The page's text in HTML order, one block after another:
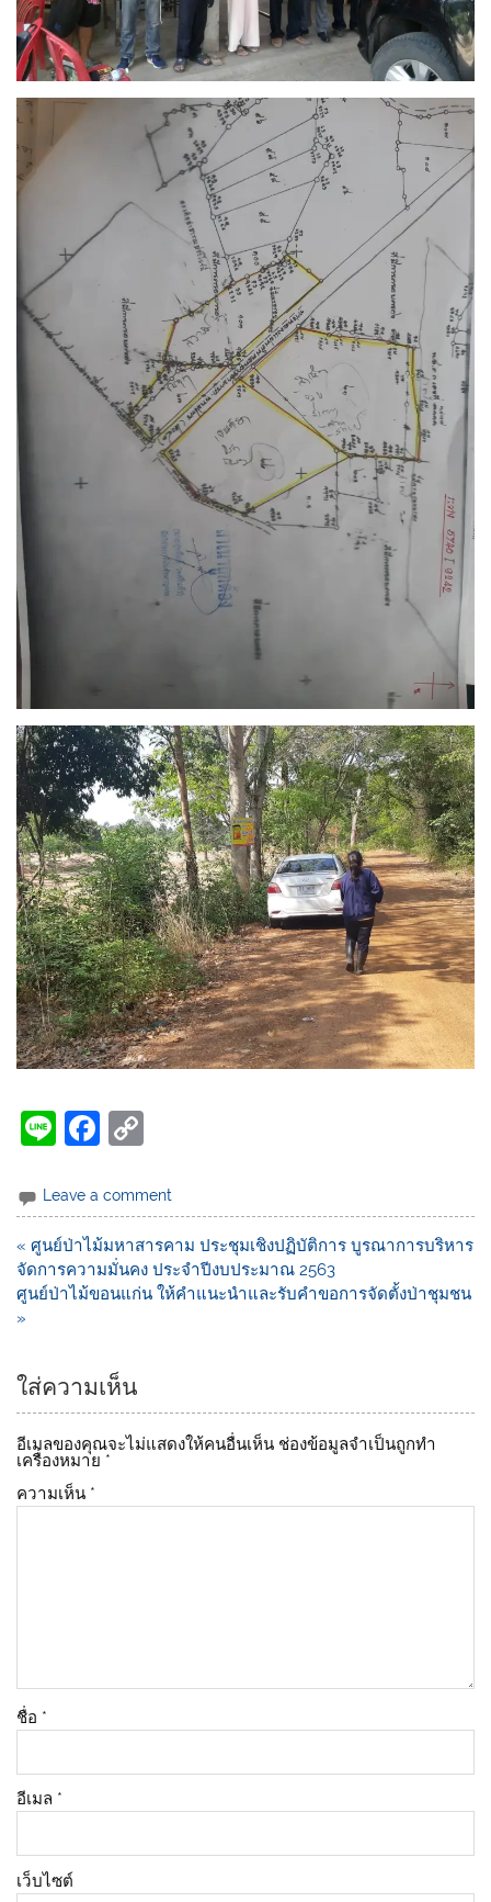
Li
e
F
c
e
b
o
k
p
y
Li
n
Leave a comment
« ศูนย์ป่าไม้มหาสารคาม ประชุมเชิงปฏิบัติการ บูรณาการบริหาร
จัดการความมั่นคง ประจำปีงบประมาณ 2563
ศูนย์ป่าไม้ขอนแก่น ให้คำแนะนำและรับคำขอการจัดตั้งป่าชุมชน
»
ใส่ความเห็น
อีเมลของคุณจะไม่แสดงให้คนอื่นเห็น ช่องข้อมูลจำเป็นถูกทำ
เครื่องหมาย *
ความเห็น *
ชื่อ *
อีเมล *
เว็บไซต์